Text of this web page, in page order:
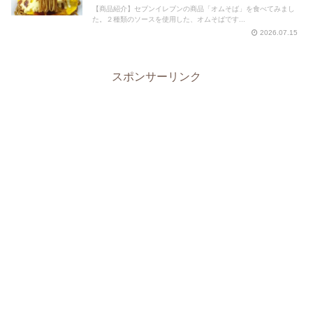
【商品紹介】セブンイレブンの商品「オムそば」を食べてみまし
た。２種類のソースを使用した、オムそばです...
2026.07.15
スポンサーリンク